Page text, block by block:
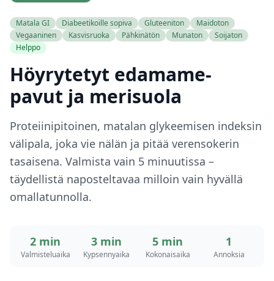
Matala GI Diabeetikoille sopiva Gluteeniton
Maidoton
Vegaaninen
Kasvisruoka Pähkinätön Munaton
Soijaton
Helppo
Höyrytetyt edamame-
pavut ja merisuola
Proteiinipitoinen, matalan glykeemisen indeksin
välipala, joka vie nälän ja pitää verensokerin
tasaisena. Valmista vain 5 minuutissa –
täydellistä naposteltavaa milloin vain hyvällä
omallatunnolla.
2 min
Valmisteluaika
3 min
Kypsennyaika
5 min
Kokonaisaika
1
Annoksia